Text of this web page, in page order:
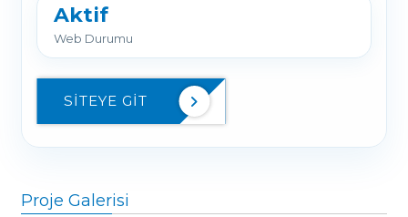
Aktif
Web Durumu
SITEYE GIT
Proje Galerisi